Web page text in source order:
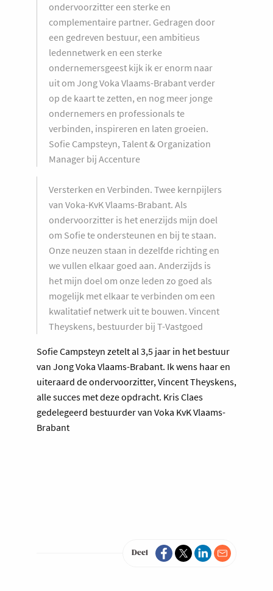
ondervoorzitter een sterke en
complementaire partner. Gedragen door
een gedreven bestuur, een ambitieus
ledennetwerk en een sterke
ondernemersgeest kijk ik er enorm naar
uit om Jong Voka Vlaams-Brabant verder
op de kaart te zetten, en nog meer jonge
ondernemers en professionals te
verbinden, inspireren en laten groeien.
Sofie Campsteyn, Talent & Organization
Manager bij Accenture
Versterken en Verbinden. Twee kernpijlers
van Voka-KvK Vlaams-Brabant. Als
ondervoorzitter is het enerzijds mijn doel
om Sofie te ondersteunen en bij te staan.
Onze neuzen staan in dezelfde richting en
we vullen elkaar goed aan. Anderzijds is
het mijn doel om onze leden zo goed als
mogelijk met elkaar te verbinden om een
kwalitatief netwerk uit te bouwen. Vincent
Theyskens, bestuurder bij T-Vastgoed
Sofie Campsteyn zetelt al 3,5 jaar in het bestuur
van Jong Voka Vlaams-Brabant. Ik wens haar en
uiteraard de ondervoorzitter, Vincent Theyskens,
alle succes met deze opdracht. Kris Claes
gedelegeerd bestuurder van Voka KvK Vlaams-
Brabant
Deel